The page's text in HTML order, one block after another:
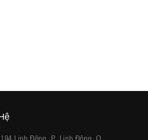
194 Linh Đông, P. Linh Đông, Q.